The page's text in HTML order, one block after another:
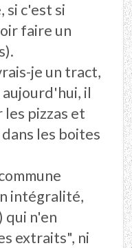
si c'est si
faire un
je un tract,
il
les pizzas et
les boites
intégralité,
qui n'en
extraits", ni